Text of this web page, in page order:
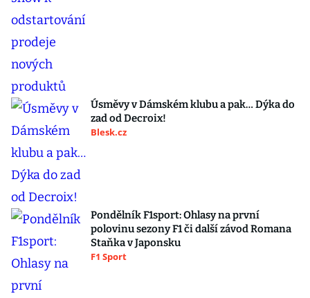
Úsměvy v Dámském klubu a pak… Dýka do
zad od Decroix!
Blesk.cz
Pondělník F1sport: Ohlasy na první
polovinu sezony F1 či další závod Romana
Staňka v Japonsku
F1 Sport